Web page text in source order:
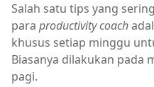
Salah satu tips yang
para productivity coach
khusus setiap minggu
Biasanya dilakukan pada
pagi.